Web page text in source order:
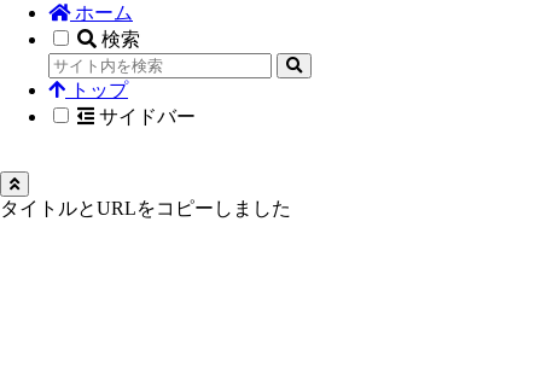
ホーム
検索
トップ
サイドバー
タイトルとURLをコピーしました